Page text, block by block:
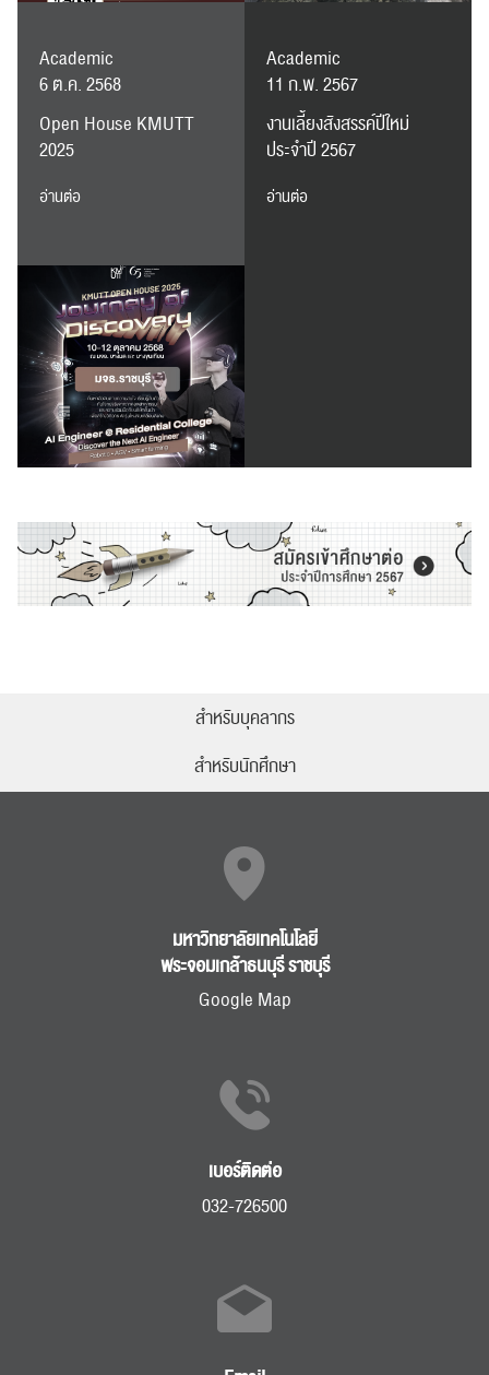
Academic
6 ต.ค. 2568
Open House KMUTT
2025
อ่านต่อ
Academic
11 ก.พ. 2567
งานเลี้ยงสังสรรค์ปีใหม่
ประจำปี 2567
อ่านต่อ
สำหรับบุคลากร
สำหรับนักศึกษา
มหาวิทยาลัยเทคโนโลยี
พระจอมเกล้าธนบุรี ราชบุรี
Google Map
เบอร์ติดต่อ
032-726500
RC Activity